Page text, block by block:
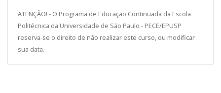
ATENÇÃO! - O Programa de Educação Continuada da Escola
Politécnica da Universidade de São Paulo - PECE/EPUSP
reserva-se o direito de não realizar este curso, ou modificar
sua data.